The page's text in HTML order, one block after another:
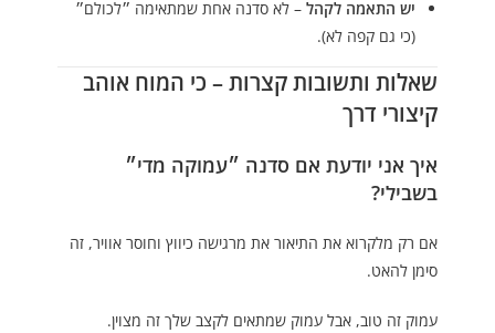
יש התאמה לקהל – לא סדנה אחת שמתאימה ״לכולם״
(כי גם קפה לא).
שאלות ותשובות קצרות – כי המוח אוהב
קיצורי דרך
איך אני יודעת אם סדנה ״עמוקה מדי״
בשבילי?
אם רק מלקרוא את התיאור את מרגישה כיווץ וחוסר אוויר, זה
סימן להאט.
עמוק זה טוב, אבל עמוק שמתאים לקצב שלך זה מצוין.